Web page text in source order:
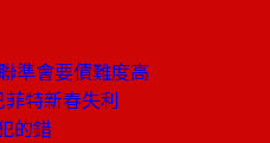
準會要債難度高
特新春失利
的錯